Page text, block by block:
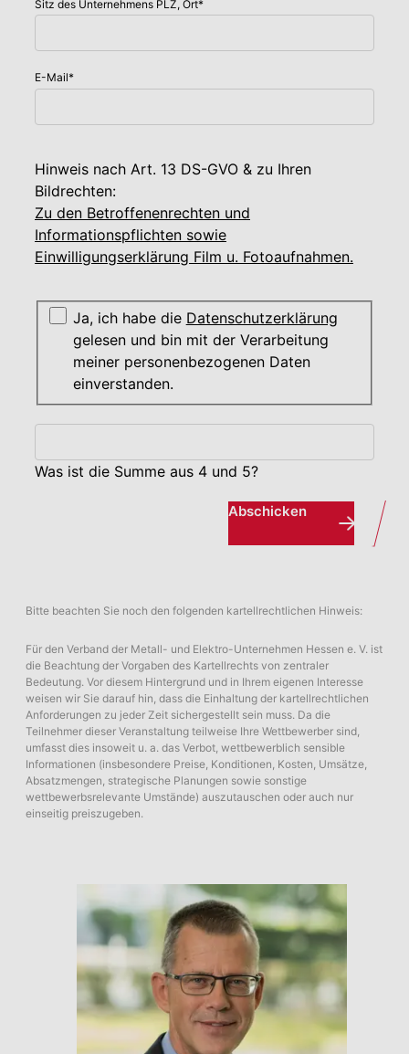
Sitz des Unternehmens PLZ, Ort*
E-Mail*
Hinweis nach Art. 13 DS-GVO & zu Ihren
Bildrechten:
Zu den Betroffenenrechten und
Informationspflichten sowie
Einwilligungserklärung Film u. Fotoaufnahmen.
Ja, ich habe die Datenschutzerklärung
gelesen und bin mit der Verarbeitung
meiner personenbezogenen Daten
einverstanden.
Was ist die Summe aus 4 und 5?
Abschicken
Bitte beachten Sie noch den folgenden kartellrechtlichen Hinweis:
Für den Verband der Metall- und Elektro-Unternehmen Hessen e. V. ist
die Beachtung der Vorgaben des Kartellrechts von zentraler
Bedeutung. Vor diesem Hintergrund und in Ihrem eigenen Interesse
weisen wir Sie darauf hin, dass die Einhaltung der kartellrechtlichen
Anforderungen zu jeder Zeit sichergestellt sein muss. Da die
Teilnehmer dieser Veranstaltung teilweise Ihre Wettbewerber sind,
umfasst dies insoweit u. a. das Verbot, wettbewerblich sensible
Informationen (insbesondere Preise, Konditionen, Kosten, Umsätze,
Absatzmengen, strategische Planungen sowie sonstige
wettbewerbsrelevante Umstände) auszutauschen oder auch nur
einseitig preiszugeben.